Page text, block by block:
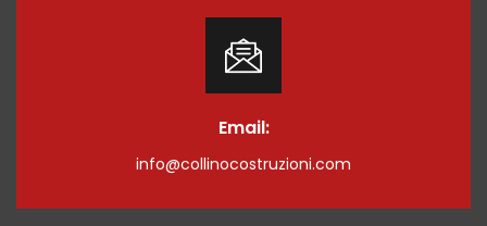
Email:
info@collinocostruzioni.com